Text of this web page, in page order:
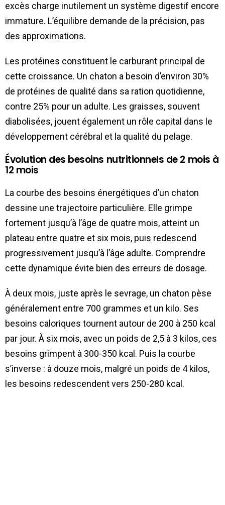
excès charge inutilement un système digestif encore
immature. L’équilibre demande de la précision, pas
des approximations.
Les protéines constituent le carburant principal de
cette croissance. Un chaton a besoin d’environ 30%
de protéines de qualité dans sa ration quotidienne,
contre 25% pour un adulte. Les graisses, souvent
diabolisées, jouent également un rôle capital dans le
développement cérébral et la qualité du pelage.
Évolution des besoins nutritionnels de 2 mois à
12 mois
La courbe des besoins énergétiques d’un chaton
dessine une trajectoire particulière. Elle grimpe
fortement jusqu’à l’âge de quatre mois, atteint un
plateau entre quatre et six mois, puis redescend
progressivement jusqu’à l’âge adulte. Comprendre
cette dynamique évite bien des erreurs de dosage.
À deux mois, juste après le sevrage, un chaton pèse
généralement entre 700 grammes et un kilo. Ses
besoins caloriques tournent autour de 200 à 250 kcal
par jour. À six mois, avec un poids de 2,5 à 3 kilos, ces
besoins grimpent à 300-350 kcal. Puis la courbe
s’inverse : à douze mois, malgré un poids de 4 kilos,
les besoins redescendent vers 250-280 kcal.